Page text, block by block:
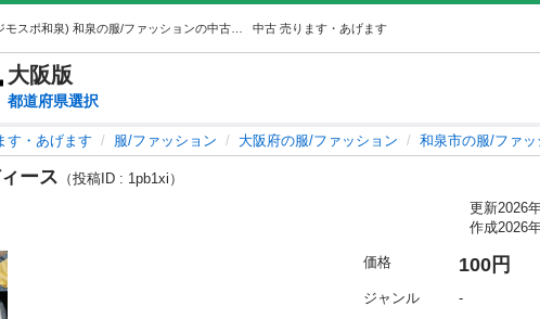
中古 売ります・あげます
大阪版
都道府県選択
す・あげます 服/ファッション 大阪府の服/ファッション 和泉市の服/ファッ
ース （投稿ID : 1pb1xi）
更新2026
作成2026
価格 100円
ジャンル
-